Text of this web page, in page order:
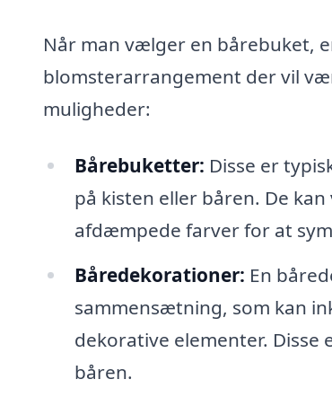
Når man vælger en bårebuket,
blomsterarrangement der vil
muligheder:
Bårebuketter: Disse er
på kisten eller båren. De
afdæmpede farver for at
Båredekorationer: En
sammensætning, som kan
dekorative elementer. Disse
båren.